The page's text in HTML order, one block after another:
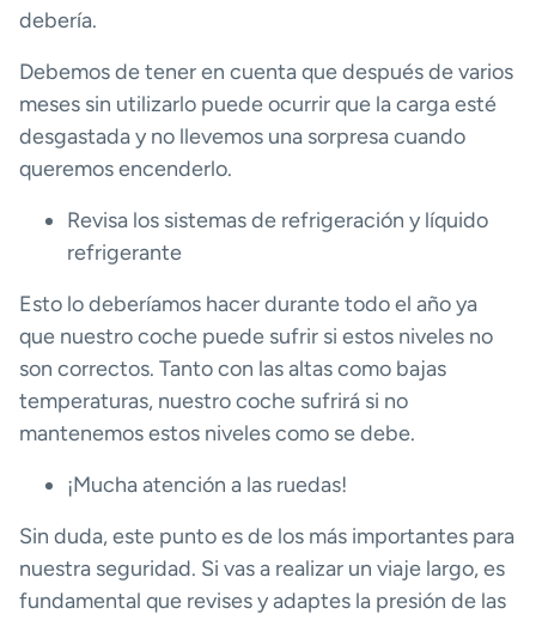
debería.
Debemos de tener en cuenta que después de varios
meses sin utilizarlo puede ocurrir que la carga esté
desgastada y no llevemos una sorpresa cuando
queremos encenderlo.
Revisa los sistemas de refrigeración y líquido
refrigerante
Esto lo deberíamos hacer durante todo el año ya
que nuestro coche puede sufrir si estos niveles no
son correctos. Tanto con las altas como bajas
temperaturas, nuestro coche sufrirá si no
mantenemos estos niveles como se debe.
¡Mucha atención a las ruedas!
Sin duda, este punto es de los más importantes para
nuestra seguridad. Si vas a realizar un viaje largo, es
fundamental que revises y adaptes la presión de las